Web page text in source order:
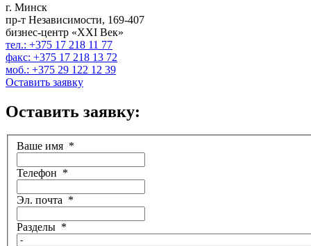
г. Минск
пр-т Независимости, 169-407
бизнес-центр «XXI Век»
тел.: +375 17 218 11 77
факс: +375 17 218 13 72
моб.: +375 29 122 12 39
Оставить заявку
Оставить заявку:
Ваше имя *
Телефон *
Эл. почта *
Разделы *